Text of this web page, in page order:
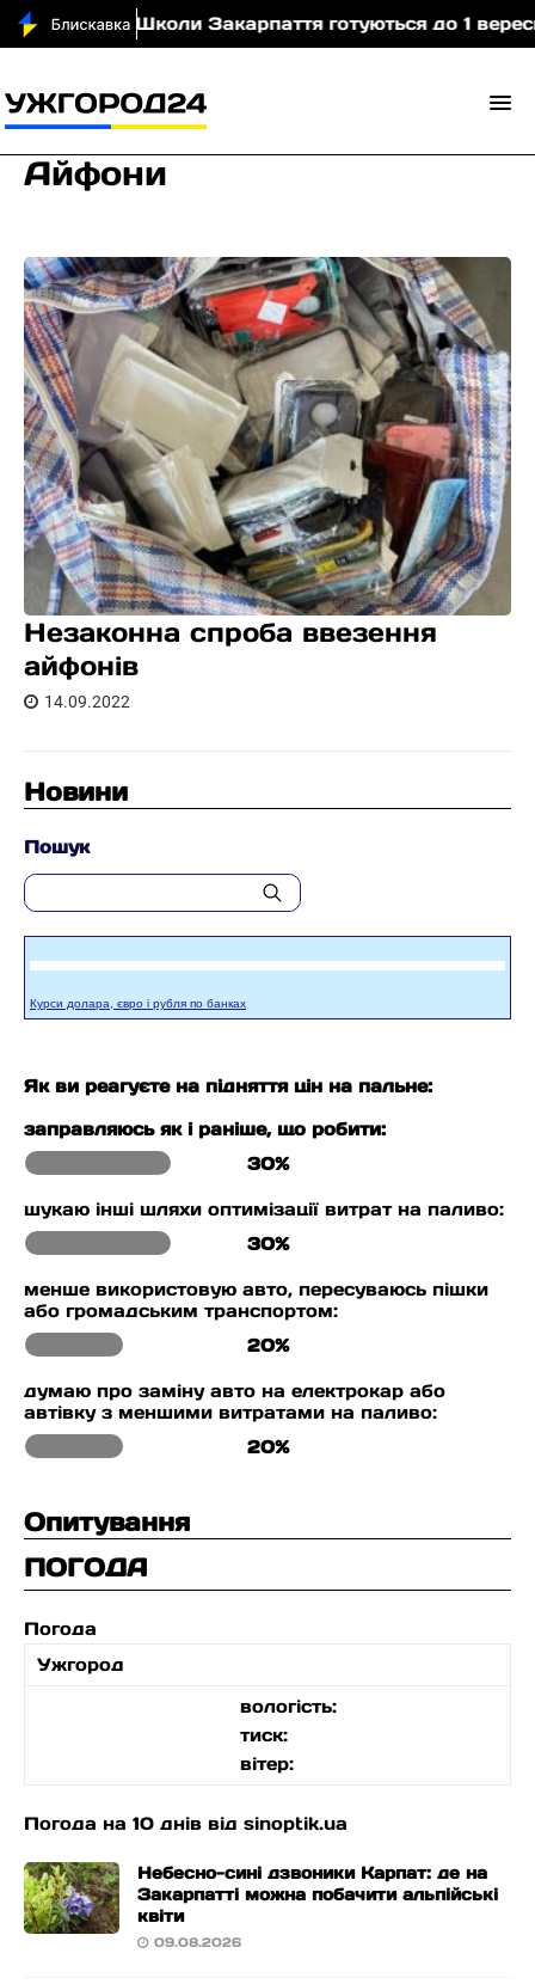
Школи Закарпаття готуються до 1
Айфони
Незаконна спроба ввезення
айфонів
14.09.2022
Новини
Пошук
Курси долара, євро і рубля по банках
Як ви реагуєте на підняття цін на пальне:
заправляюсь як і раніше, що робити:
30%
шукаю інші шляхи оптимізації витрат на паливо:
30%
менше використовую авто, пересуваюсь пішки
або громадським транспортом:
20%
думаю про заміну авто на електрокар або
автівку з меншими витратами на паливо:
20%
Опитування
ПОГОДА
Погода
Ужгород
вологість:
тиск:
вітер:
Погода на 10 днів від sinoptik.ua
Небесно-сині дзвоники Карпат: де на
Закарпатті можна побачити альпійські
квіти
09.08.2026